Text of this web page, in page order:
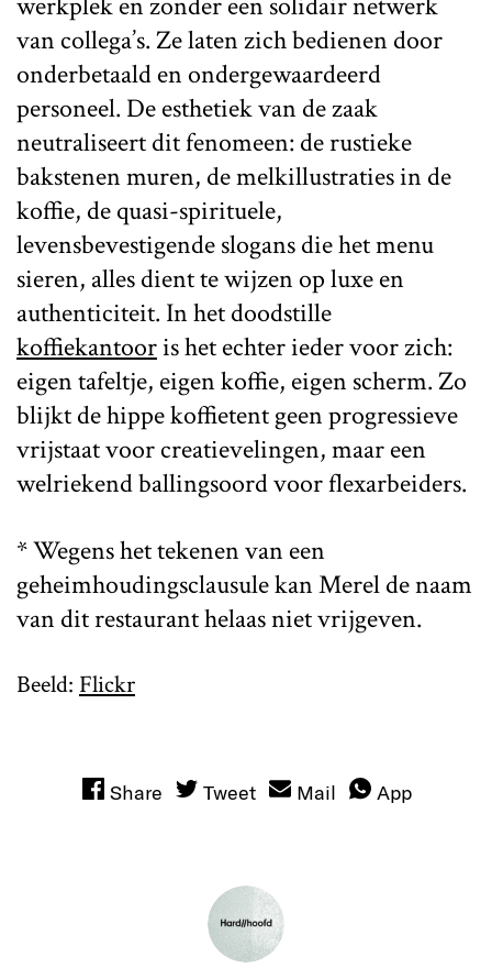
van collega’s. Ze laten zich bedienen door
onderbetaald en ondergewaardeerd
personeel. De esthetiek van de zaak
neutraliseert dit fenomeen: de rustieke
bakstenen muren, de melkillustraties in de
koffie, de quasi-spirituele,
levensbevestigende slogans die het menu
sieren, alles dient te wijzen op luxe en
authenticiteit. In het doodstille
koffiekantooris het echter ieder voor zich:
eigen tafeltje, eigen koffie, eigen scherm. Zo
blijkt de hippe koffietent geen progressieve
vrijstaat voor creatievelingen, maar een
welriekend ballingsoord voor flexarbeiders.
* Wegens het tekenen van een
geheimhoudingsclausule kan Merel de naam
van dit restaurant helaas niet vrijgeven.
Beeld: Flickr
Share Tweet Mail App